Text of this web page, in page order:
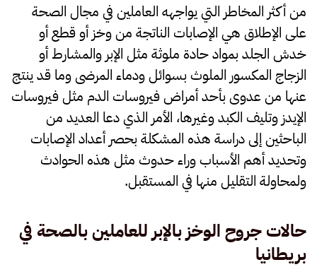
من أكثر المخاطر التي يواجهه العاملين في مجال الصحة
على الإطلاق هي الإصابات الناتجة من وخز أو قطع أو
خدش الجلد بمواد حادة ملوثة مثل الإبر والمشارط أو
الزجاج المكسور الملوث بسوائل ودماء المرضى وما قد ينتج
عنها من عدوى بأحد أمراض فيروسات الدم مثل فيروسات
الإيدز وتليف الكبد وغيرها، الأمر الذي دعا العديد من
الباحثين إلى دراسة هذه المشكلة بحصر أعداد الإصابات
وتحديد أهم الأسباب وراء حدوث مثل هذه الحوادث
ولمحاولة التقليل منها في المستقبل.
حالات جروح الوخز بالإبر للعاملين بالصحة في
بريطانيا